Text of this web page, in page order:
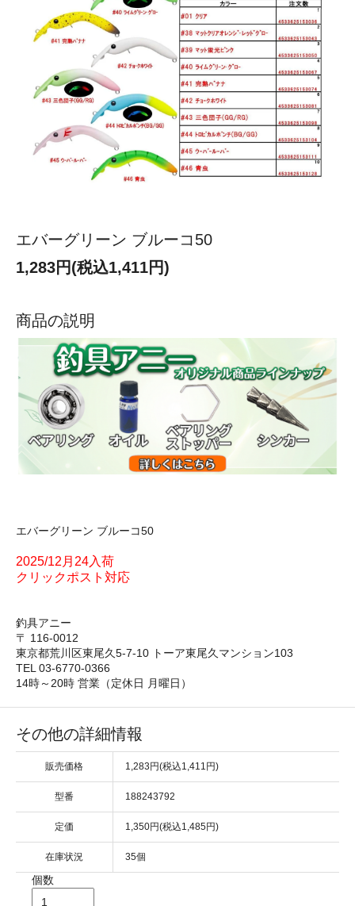
エバーグリーン ブルーコ50
1,283円(税込1,411円)
商品の説明
エバーグリーン ブルーコ50
2025/12月24入荷
クリックポスト対応
釣具アニー
〒 116-0012
東京都荒川区東尾久5-7-10 トーア東尾久マンション103
TEL 03-6770-0366
14時～20時 営業（定休日 月曜日）
その他の詳細情報
販売価格 1,283円(税込1,411円)
型番 188243792
定価 1,350円(税込1,485円)
在庫状況 35個
個数